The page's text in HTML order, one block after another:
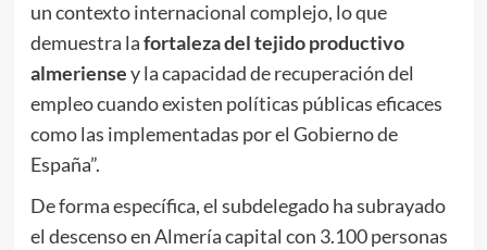
un contexto internacional complejo, lo que
demuestra lafortaleza del tejido productivo
almeriensey la capacidad de recuperación del
empleo cuando existen políticas públicas eficaces
como las implementadas por el Gobierno de
España”.
De forma específica, el subdelegado ha subrayado
el descenso en Almería capital con 3.100 personas